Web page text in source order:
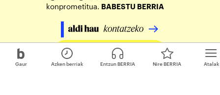
Gaur Atalak
Azken berriak Entzun BERRIA Nire BERRIA
konprometitua. BABESTU BERRIA
Egin zure ekarpena